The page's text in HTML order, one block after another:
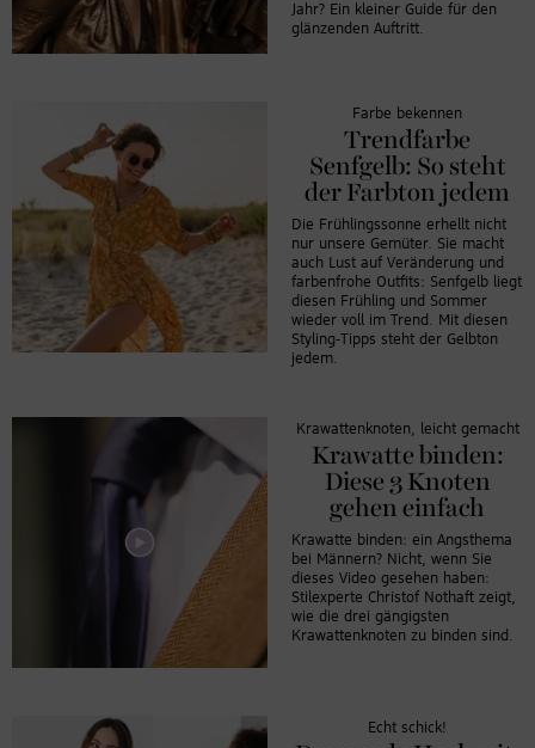
Jahr? Ein kleiner Guide für den
glänzenden Auftritt.
Farbe bekennen
Trendfarbe
Senfgelb: So steht
der Farbton jedem
Die Frühlingssonne erhellt nicht
nur unsere Gemüter. Sie macht
auch Lust auf Veränderung und
farbenfrohe Outfits: Senfgelb liegt
diesen Frühling und Sommer
wieder voll im Trend. Mit diesen
Styling-Tipps steht der Gelbton
jedem.
Krawattenknoten, leicht gemacht
Krawatte binden:
Diese 3 Knoten
gehen einfach
Krawatte binden: ein Angsthema
bei Männern? Nicht, wenn Sie
dieses Video gesehen haben:
Stilexperte Christof Nothaft zeigt,
wie die drei gängigsten
Krawattenknoten zu binden sind.
Echt schick!